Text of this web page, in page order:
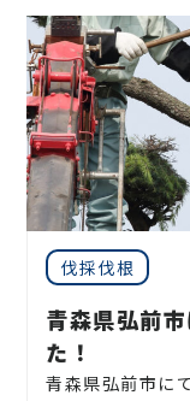
金木犀、アカシ
梅、かしの木、
クスノキ、 薪の
木、桜、ゴール
子の木、ゴール
グレープフルー
ミ、エゴノキ、
ウシ、カイズカ、
サザンカ、ホル
地域密着で伐採
こと、造園・植
い！
当社では造園工
ステリア工事ま
見積もりは無料
軽にご連絡くだ
お庭や木に関す
ます！
企業様や、施設
木、高木、植栽
伐採伐根
青森県弘前
た！
青森県弘前市に